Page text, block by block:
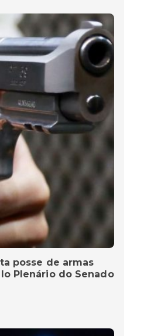
posse de armas
Plenário do Senado